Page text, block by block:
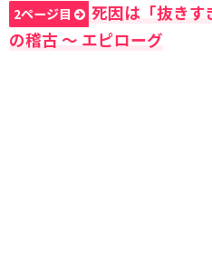
2ページ目
死因は「抜きす
の稽古 〜 エピローグ